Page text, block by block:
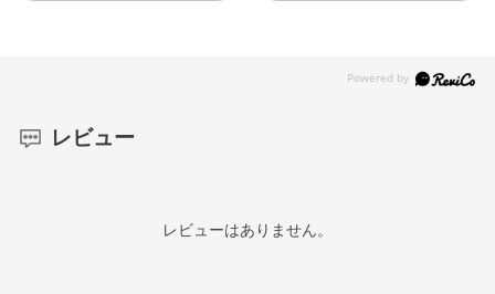
レビュー
レビューはありません。